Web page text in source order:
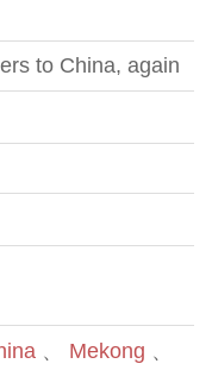
to China, again
、 Mekong 、